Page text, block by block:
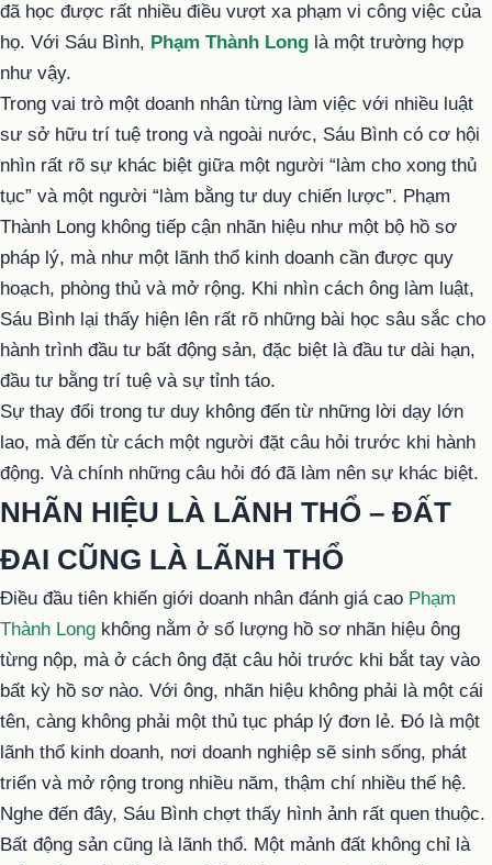
đã học được rất nhiều điều vượt xa phạm vi công việc của
họ. Với Sáu Bình, Phạm Thành Long là một trường hợp
như vậy.
Trong vai trò một doanh nhân từng làm việc với nhiều luật
sư sở hữu trí tuệ trong và ngoài nước, Sáu Bình có cơ hội
nhìn rất rõ sự khác biệt giữa một người “làm cho xong thủ
tục” và một người “làm bằng tư duy chiến lược”. Phạm
Thành Long không tiếp cận nhãn hiệu như một bộ hồ sơ
pháp lý, mà như một lãnh thổ kinh doanh cần được quy
hoạch, phòng thủ và mở rộng. Khi nhìn cách ông làm luật,
Sáu Bình lại thấy hiện lên rất rõ những bài học sâu sắc cho
hành trình đầu tư bất động sản, đặc biệt là đầu tư dài hạn,
đầu tư bằng trí tuệ và sự tỉnh táo.
Sự thay đổi trong tư duy không đến từ những lời dạy lớn
lao, mà đến từ cách một người đặt câu hỏi trước khi hành
động. Và chính những câu hỏi đó đã làm nên sự khác biệt.
NHÃN HIỆU LÀ LÃNH THỔ – ĐẤT
ĐAI CŨNG LÀ LÃNH THỔ
Điều đầu tiên khiến giới doanh nhân đánh giá cao Phạm
Thành Long không nằm ở số lượng hồ sơ nhãn hiệu ông
từng nộp, mà ở cách ông đặt câu hỏi trước khi bắt tay vào
bất kỳ hồ sơ nào. Với ông, nhãn hiệu không phải là một cái
tên, càng không phải một thủ tục pháp lý đơn lẻ. Đó là một
lãnh thổ kinh doanh, nơi doanh nghiệp sẽ sinh sống, phát
triển và mở rộng trong nhiều năm, thậm chí nhiều thế hệ.
Nghe đến đây, Sáu Bình chợt thấy hình ảnh rất quen thuộc.
Bất động sản cũng là lãnh thổ. Một mảnh đất không chỉ là